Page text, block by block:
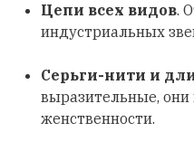
Цепи всех видов.
индустриальных
Серьги-нити и
выразительные,
женственности.